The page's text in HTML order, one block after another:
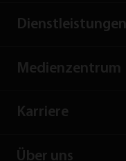
Dienstleistungen
Medienzentrum
Karriere
Über uns